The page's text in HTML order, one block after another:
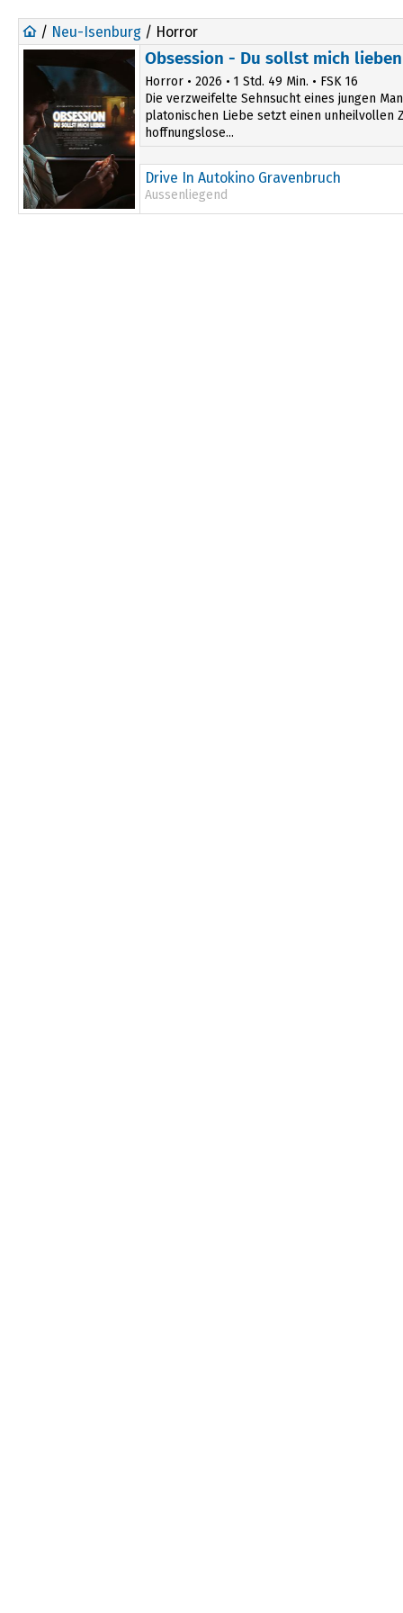
/ Neu-Isenburg / Horror
Obsession - Du sollst mich lieben
Horror • 2026 • 1 Std. 49 Min. • FSK 16
Die verzweifelte Sehnsucht eines jungen
platonischen Liebe setzt einen unheilvollen
hoffnungslose...
Drive In Autokino Gravenbruch
Aussenliegend